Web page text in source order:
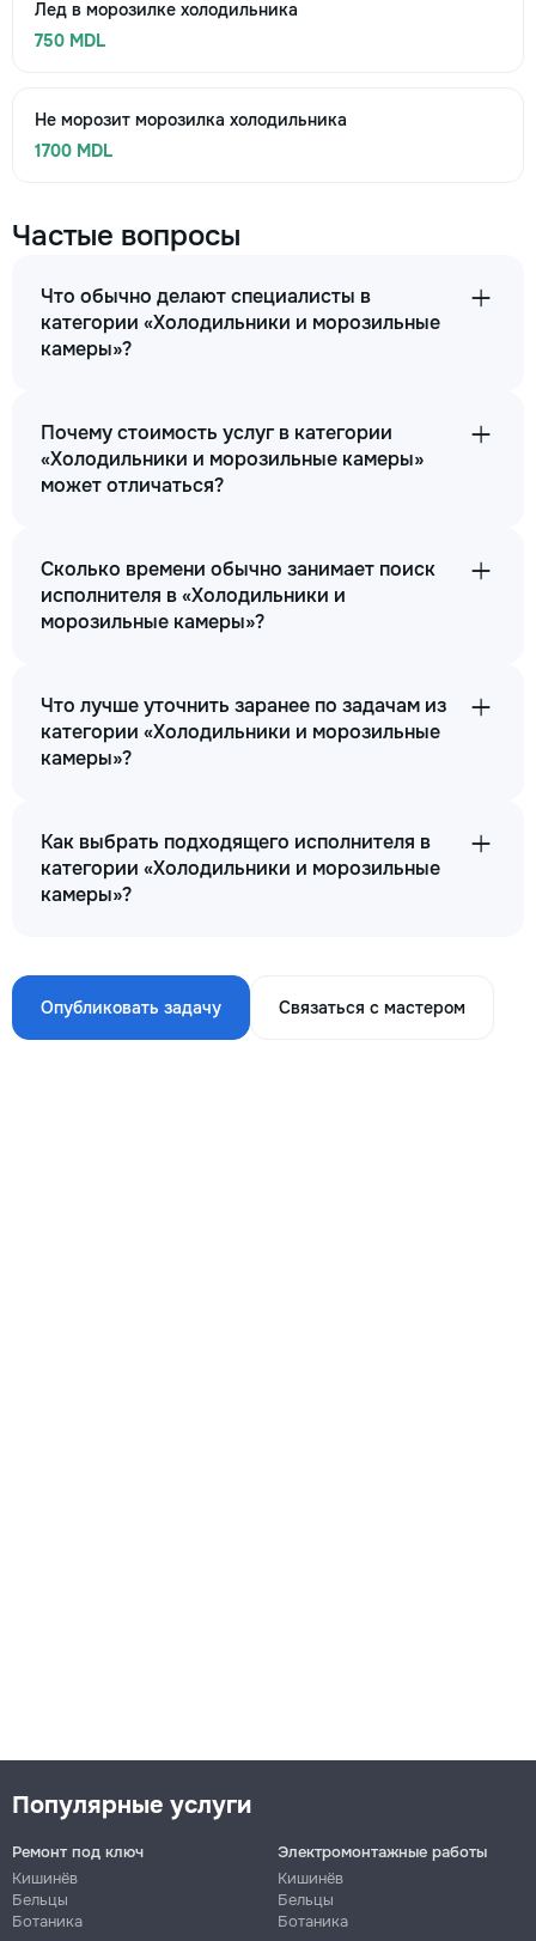
Лед в морозилке холодильника
750 MDL
Не морозит морозилка холодильника
1700 MDL
Частые вопросы
Что обычно делают специалисты в
категории «Холодильники и морозильные
камеры»?
Почему стоимость услуг в категории
«Холодильники и морозильные камеры»
может отличаться?
Сколько времени обычно занимает поиск
исполнителя в «Холодильники и
морозильные камеры»?
Что лучше уточнить заранее по задачам из
категории «Холодильники и морозильные
камеры»?
Как выбрать подходящего исполнителя в
категории «Холодильники и морозильные
камеры»?
Опубликовать задачу Связаться с мастером
Популярные услуги
Ремонт под ключ
Кишинёв
Бельцы
Ботаника
Электромонтажные работы
Кишинёв
Бельцы
Ботаника